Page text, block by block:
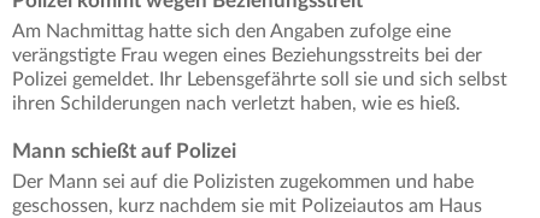
Am Nachmittag hatte sich den Angaben zufolge eine
verängstigte Frau wegen eines Beziehungsstreits bei der
Polizei gemeldet. Ihr Lebensgefährte soll sie und sich selbst
ihren Schilderungen nach verletzt haben, wie es hieß.
Mann schießt auf Polizei
Der Mann sei auf die Polizisten zugekommen und habe
geschossen, kurz nachdem sie mit Polizeiautos am Haus